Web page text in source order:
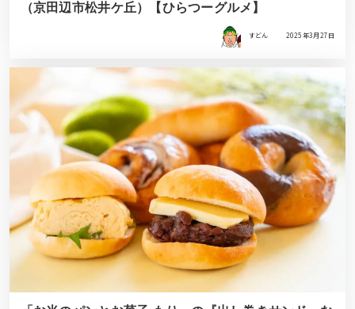
（京田辺市松井ケ丘）【ひらつーグルメ】
すどん 2025年3月27日